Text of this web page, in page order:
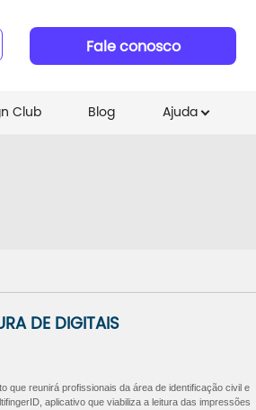
Fale conosco
Club Blog Ajuda
DE DIGITAIS
que reunirá profissionais da área de identificação civil e
aplicativo que viabiliza a leitura das impressões